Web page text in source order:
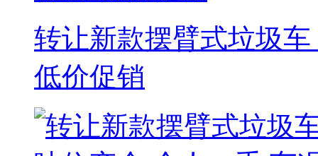
转让新款摆臂式垃圾
低价促销